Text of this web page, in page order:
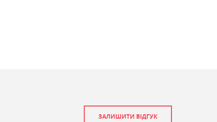
ЗАЛИШИТИ ВІДГУК